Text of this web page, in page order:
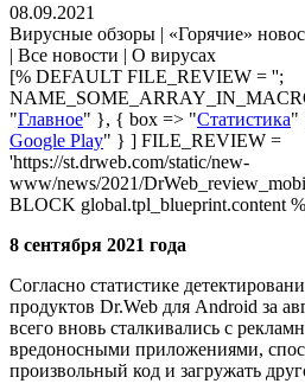
08.09.2021
Вирусные обзоры | «Горячие»
| Все новости | О вирусах
[% DEFAULT FILE_REVIEW = '';
"Главное" }, { box => "Статистика"
Google Play" } ] FILE_REVIEW =
'https://st.drweb.com/static/new-
www/news/2021/
BLOCK global.tpl_blueprint.content
8 сентября 2021 года
Согласно статистике
продуктов Dr.Web для Android за
всего вновь сталкивались с
вредоносными приложениями,
произвольный код и загружать